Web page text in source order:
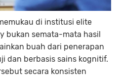
di institusi elite
bukan semata-mata hasil
buah dari penerapan
dan berbasis sains kognitif.
secara konsisten